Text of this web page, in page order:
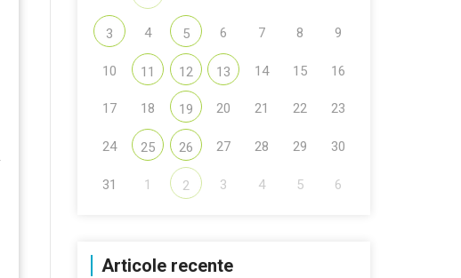
3 4 5 6 7 8 9
10 11 12 13 14 15 16
17 18 19 20 21 22 23
24 25 26 27 28 29 30
31 1 2 3 4 5 6
Articole recente